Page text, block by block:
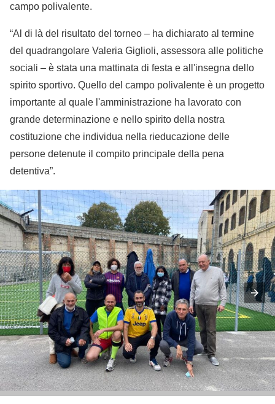
campo polivalente.
“Al di là del risultato del torneo – ha dichiarato al termine
del quadrangolare Valeria Giglioli, assessora alle politiche
sociali – è stata una mattinata di festa e all'insegna dello
spirito sportivo. Quello del campo polivalente è un progetto
importante al quale l'amministrazione ha lavorato con
grande determinazione e nello spirito della nostra
costituzione che individua nella rieducazione delle
persone detenute il compito principale della pena
detentiva”.